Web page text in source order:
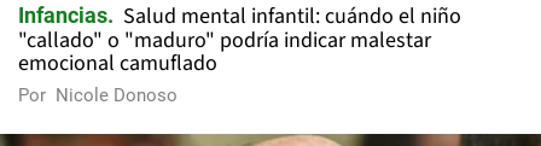
Infancias
Salud mental infantil: cuándo el niño
"callado" o "maduro" podría indicar malestar
emocional camuflado
Por Nicole Donoso